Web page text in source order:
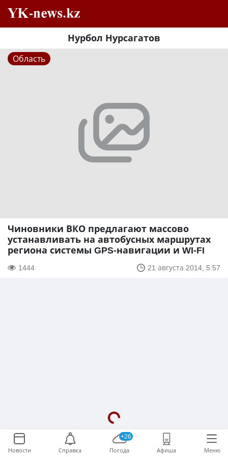
Нурбол Нурсагатов
Область
Чиновники ВКО предлагают массово
устанавливать на автобусных маршрутах
региона системы GPS-навигации и WI-FI
1444 21 августа 2014, 5:57
Новости Справка
+26
Погода Афиша Меню